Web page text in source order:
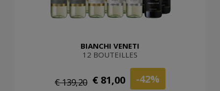
BIANCHI VENETI
12 BOUTEILLES
€ 139,20 € 81,00 -42%